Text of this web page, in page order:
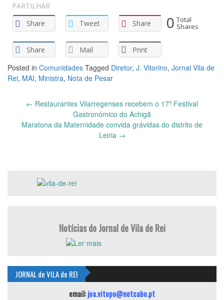
PARTILHAR
Share
Tweet Share
Share Mail Print
0 Total
Shares
Posted in Comunidades Tagged Diretor, J. Vitorino, Jornal Vila de
Rei, MAI, Ministra, Nota de Pesar
← Restaurantes Vilarregenses recebem o 17º Festival
Gastronómico do Achigã
Maratona da Maternidade convida grávidas do distrito de
Leiria →
Notícias do Jornal de Vila de Rei
JORNAL de VILA de REI
email:joa.vitopo@netcabo.pt